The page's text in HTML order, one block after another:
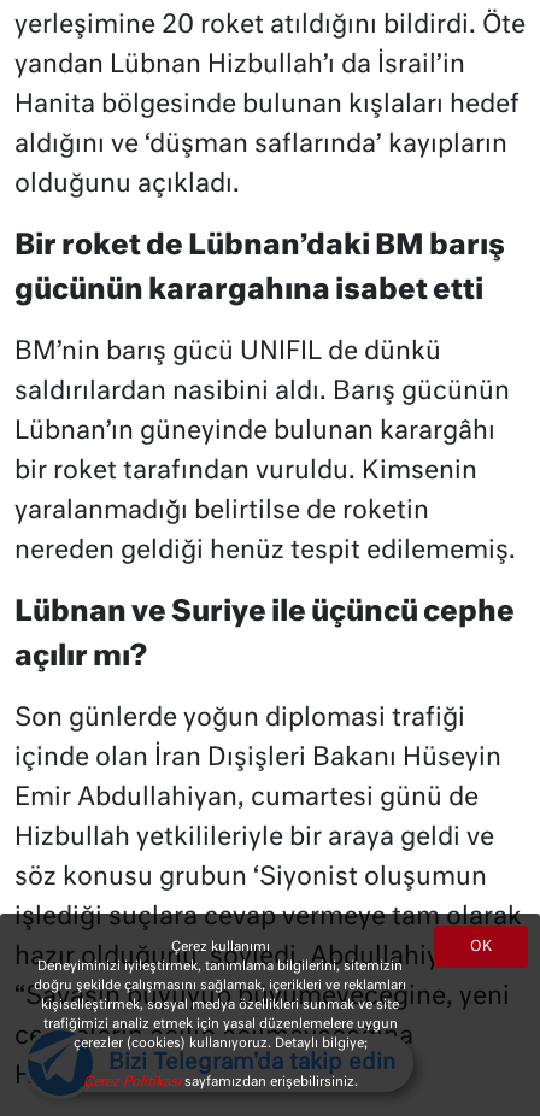
yerleşimine 20 roket atıldığını bildirdi. Öte
yandan Lübnan Hizbullah’ı da İsrail’in
Hanita bölgesinde bulunan kışlaları hedef
aldığını ve ‘düşman saflarında’ kayıpların
olduğunu açıkladı.
Bir roket de Lübnan’daki BM barış
gücünün karargahına isabet etti
BM’nin barış gücü UNIFIL de dünkü
saldırılardan nasibini aldı. Barış gücünün
Lübnan’ın güneyinde bulunan karargâhı
bir roket tarafından vuruldu. Kimsenin
yaralanmadığı belirtilse de roketin
nereden geldiği henüz tespit edilememiş.
Lübnan ve Suriye ile üçüncü cephe
açılır mı?
Son günlerde yoğun diplomasi trafiği
içinde olan İran Dışişleri Bakanı Hüseyin
Emir Abdullahiyan, cumartesi günü de
Hizbullah yetkilileriyle bir araya geldi ve
söz konusu grubun ‘Siyonist oluşumun
işlediği suçlara cevap vermeye tam olarak
hazır olduğunu’ söyledi. Abdullahiyan
“Savaşın büyüyüp büyümeyeceğine, yeni
cephelerin açılıp açılmayacağına
Hizbullah karar verecek” dedi.
OK
Çerez kullanımı
Deneyiminizi iyileştirmek, tanımlama bilgilerini, sitemizin
doğru şekilde çalışmasını sağlamak, içerikleri ve reklamları
kişiselleştirmek, sosyal medya özellikleri sunmak ve site
trafiğimizi analiz etmek için yasal düzenlemelere uygun
çerezler (cookies) kullanıyoruz. Detaylı bilgiye;
Çerez Politikasısayfamızdan erişebilirsiniz.
Bizi Telegram'da takip edin